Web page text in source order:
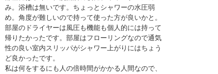
み。浴槽は無いです。ちょっとシャワーの水圧弱
め。角度が難しいので持って使った方が良いかと。
部屋のドライヤーは風圧も機能も個人的には持って
帰りたかったです。部屋はフローリングなので通気
性の良い室内スリッパがシャワー上がりにはちょう
ど良かったです。
私は何をするにも人の倍時間がかかる人間なので、